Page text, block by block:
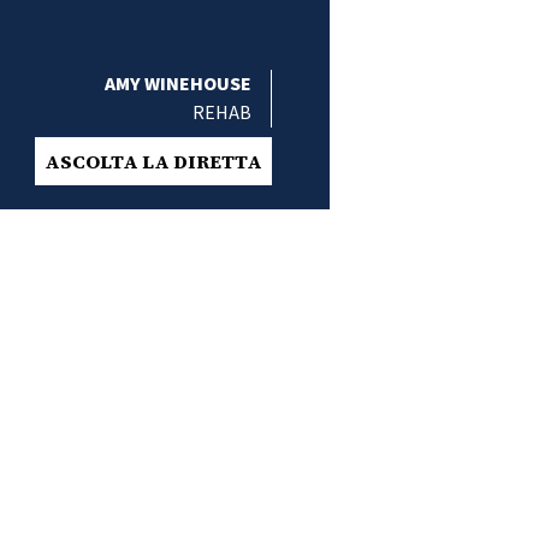
AMY WINEHOUSE
REHAB
ASCOLTA LA DIRETTA